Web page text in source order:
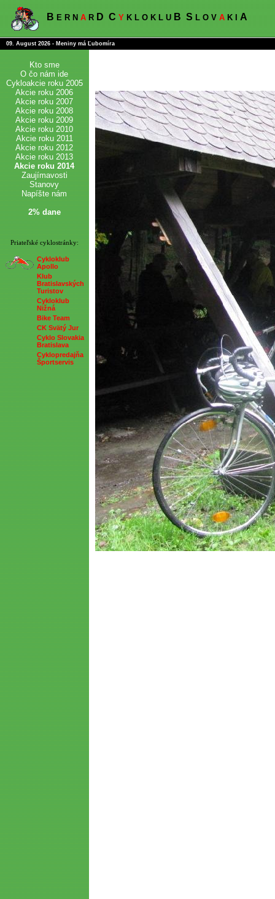
B E R N A R D C Y K L O K L U B S L O V A K I A
09. August 2026 - Meniny má Ľubomíra
Kto sme
O čo nám ide
Cykloakcie roku 2005
Akcie roku 2006
Akcie roku 2007
Akcie roku 2008
Akcie roku 2009
Akcie roku 2010
Akcie roku 2011
Akcie roku 2012
Akcie roku 2013
Akcie roku 2014
Zaujímavosti
Stanovy
Napíšte nám
2% dane
Priateľské cyklostránky:
Cykloklub
Apollo
Klub
Bratislavských
Turistov
Cykloklub
Nižná
Bike Team
CK Svätý Jur
Cyklo Slovakia
Bratislava
Cyklopredajňa
Športservis